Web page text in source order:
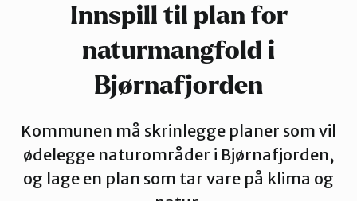
Hardanger
Innspill til plan for
naturmangfold i
Bjørnafjorden
Kommunen må skrinlegge planer som vil
ødelegge naturområder i Bjørnafjorden,
og lage en plan som tar vare på klima og